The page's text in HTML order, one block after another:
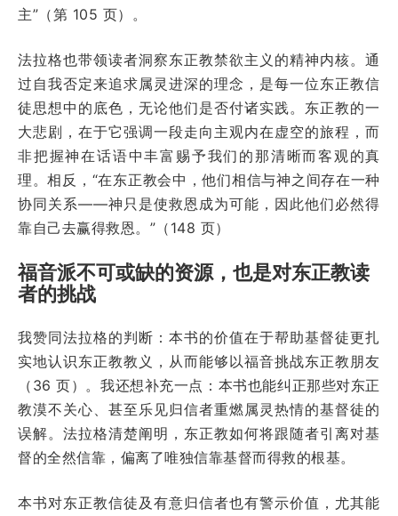
主”（第 105 页）。
法拉格也带领读者洞察东正教禁欲主义的精神内核。通
过自我否定来追求属灵进深的理念，是每一位东正教信
徒思想中的底色，无论他们是否付诸实践。东正教的一
大悲剧，在于它强调一段走向主观内在虚空的旅程，而
非把握神在话语中丰富赐予我们的那清晰而客观的真
理。相反，“在东正教会中，他们相信与神之间存在一种
协同关系——神只是使救恩成为可能，因此他们必然得
靠自己去赢得救恩。”（148 页）
福音派不可或缺的资源，也是对东正教读
者的挑战
我赞同法拉格的判断：本书的价值在于帮助基督徒更扎
实地认识东正教教义，从而能够以福音挑战东正教朋友
（36 页）。我还想补充一点：本书也能纠正那些对东正
教漠不关心、甚至乐见归信者重燃属灵热情的基督徒的
误解。法拉格清楚阐明，东正教如何将跟随者引离对基
督的全然信靠，偏离了唯独信靠基督而得救的根基。
本书对东正教信徒及有意归信者也有警示价值，尤其能